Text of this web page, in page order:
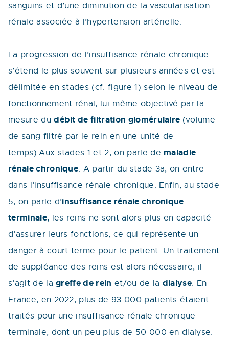
sanguins et d’une diminution de la vascularisation
rénale associée à l’hypertension artérielle.
La progression de l’insuffisance rénale chronique
s’étend le plus souvent sur plusieurs années et est
délimitée en stades (cf. figure 1) selon le niveau de
fonctionnement rénal, lui-même objectivé par la
mesure dudébit de filtration glomérulaire (volume
de sang filtré par le rein en une unité de
temps).Aux stades 1 et 2, on parle de maladie
rénale chronique. A partir du stade 3a, on entre
dans l’insuffisance rénale chronique. Enfin, au stade
5, on parle d’insuffisance rénale chronique
terminale, les reins ne sont alors plus en capacité
d’assurer leurs fonctions, ce qui représente un
danger à court terme pour le patient. Un traitement
de suppléance des reins est alors nécessaire, il
s’agit de lagreffe de rein et/ou de la dialyse. En
France, en 2022, plus de 93 000 patients étaient
traités pour une insuffisance rénale chronique
terminale, dont un peu plus de 50 000 en dialyse.